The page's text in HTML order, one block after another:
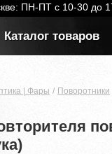
ПН-ПТ с 10-30 до
Каталог товаров
| Фары Поворотники